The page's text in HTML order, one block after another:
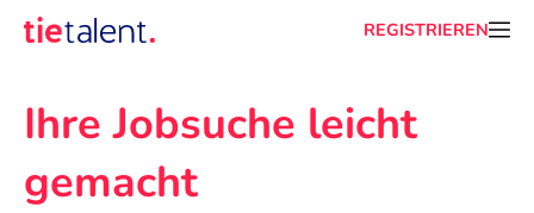
REGISTRIEREN
Ihre Jobsuche leicht
gemacht